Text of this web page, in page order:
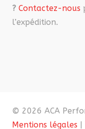
? Contactez-nous
l’expédition.
© 2026 ACA
Mentions légales |